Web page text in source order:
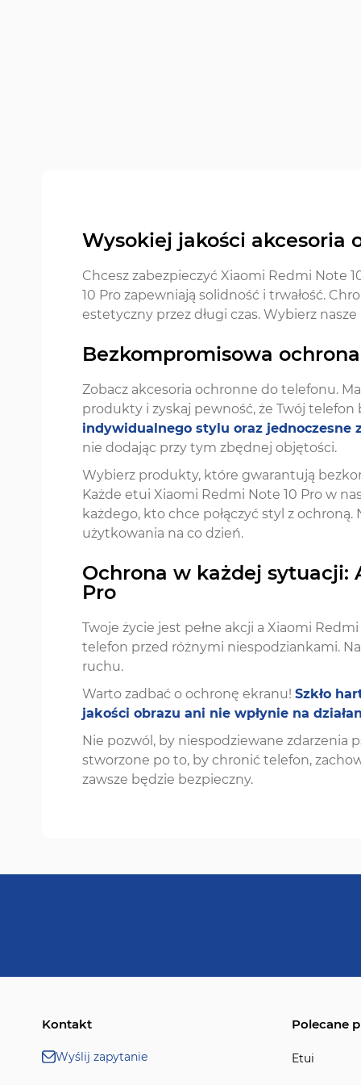
Wysokiej jakości akcesoria
Chcesz zabezpieczyć Xiaomi Redmi Note
10 Pro zapewniają solidność i trwałość.
estetyczny przez długi czas. Wybierz
Bezkompromisowa
Zobacz akcesoria ochronne do telefonu.
produkty i zyskaj pewność, że Twój telefon
indywidualnego stylu oraz jednoczesne
nie dodając przy tym zbędnej objętości.
Wybierz produkty, które gwarantują
Każde etui Xiaomi Redmi Note 10 Pro w
każdego, kto chce połączyć styl z
użytkowania na co dzień.
Ochrona w każdej sytuacji:
Pro
Twoje życie jest pełne akcji a Xiaomi
telefon przed różnymi niespodziankami.
ruchu.
Warto zadbać o ochronę ekranu! Szkło
jakości obrazu ani nie wpłynie na
Nie pozwól, by niespodziewane zdarzenia
stworzone po to, by chronić telefon,
zawsze będzie bezpieczny.
Kontakt
Wyślij zapytanie
Polecane
Etui